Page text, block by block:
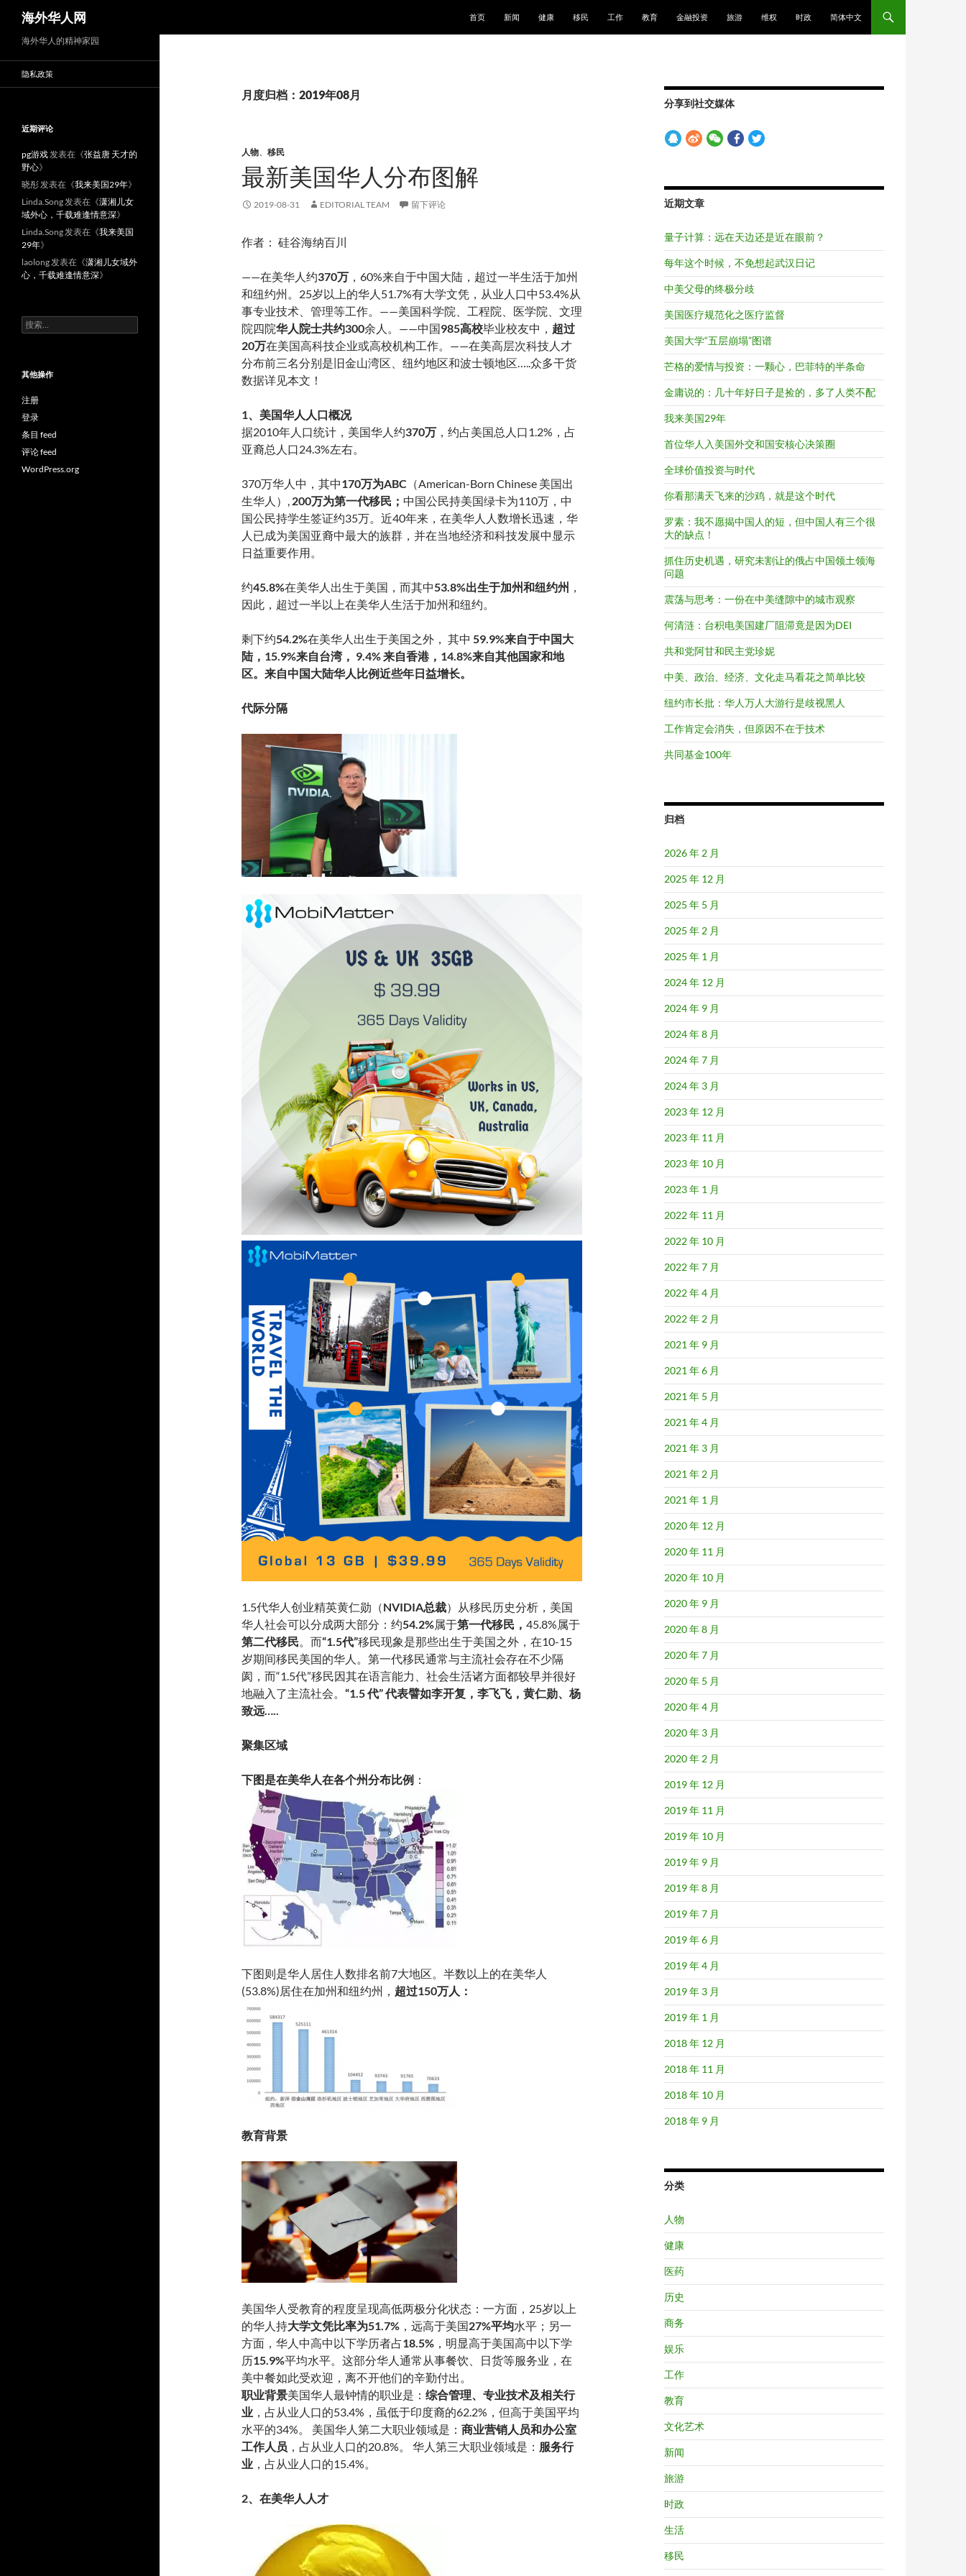
海外华人网
首页
新闻 健康 移民 工作 教育 金融投资 旅游 维权 时政 简体中文
月度归档：2019年08月
人物、 移民
最新美国华人分布图解
2019-08-31 EDITORIAL TEAM 留下评论
作者： 硅谷海纳百川
——在美华人约370万 ，60%来自于中国大陆，超过一半生活于加州
和纽约州。25岁以上的华人51.7%有大学文凭，从业人口中53.4%从
事专业技术、管理等工作。——美国科学院、工程院、医学院、文理
院四院华人院士共约300余人。——中国985高校毕业校友中， 超过
20万在美国高科技企业或高校机构工作。——在美高层次科技人才
分布前三名分别是旧金山湾区、纽约地区和波士顿地区…..众多干货
数据详见本文！
1、美国华人人口概况
据2010年人口统计，美国华人约370万 ，约占美国总人口1.2%，占
亚裔总人口24.3%左右。
370万华人中，其中170万为ABC （American-Born Chinese 美国出
生华人）, 200万为第一代移民； 中国公民持美国绿卡为110万，中
国公民持学生签证约35万。近40年来，在美华人人数增长迅速，华
人已成为美国亚裔中最大的族群，并在当地经济和科技发展中显示
日益重要作用。
约45.8%在美华人出生于美国，而其中53.8%出生于加州和纽约州 ，
因此，超过一半以上在美华人生活于加州和纽约。
剩下约54.2%在美华人出生于美国之外， 其中 59.9%来自于中国大
陆，15.9%来自台湾， 9.4% 来自香港，14.8%来自其他国家和地
区。 来自中国大陆华人比例近些年日益增长。
代际分隔
1.5代华人创业精英黄仁勋（NVIDIA总裁）从移民历史分析，美国
华人社会可以分成两大部分：约54.2%属于第一代移民， 45.8%属于
第二代移民。而“1.5代”移民现象是那些出生于美国之外，在10-15
岁期间移民美国的华人。第一代移民通常与主流社会存在不少隔
阂，而“1.5代”移民因其在语言能力、社会生活诸方面都较早并很好
地融入了主流社会。 “1.5 代” 代表譬如李开复，李飞飞，黄仁勋、杨
致远…..
聚集区域
下图是在美华人在各个州分布比例 ：
下图则是华人居住人数排名前7大地区。半数以上的在美华人
(53.8%)居住在加州和纽约州， 超过150万人：
教育背景
美国华人受教育的程度呈现高低两极分化状态：一方面，25岁以上
的华人持大学文凭比率为51.7% ，远高于美国27%平均水平；另一
方面，华人中高中以下学历者占18.5% ，明显高于美国高中以下学
历15.9%平均水平。这部分华人通常从事餐饮、日货等服务业，在
美中餐如此受欢迎，离不开他们的辛勤付出。
职业背景美国华人最钟情的职业是： 综合管理、专业技术及相关行
业 ，占从业人口的53.4%，虽低于印度裔的62.2%，但高于美国平均
水平的34%。 美国华人第二大职业领域是： 商业营销人员和办公室
工作人员 ，占从业人口的20.8%。 华人第三大职业领域是： 服务行
业 ，占从业人口的15.4%。
2、在美华人人才
分享到社交媒体
近期文章
量子计算：远在天边还是近在眼前？
每年这个时候，不免想起武汉日记
中美父母的终极分歧
美国医疗规范化之医疗监督
美国大学“五层崩塌”图谱
芒格的爱情与投资：一颗心，巴菲特的半条命
金庸说的：几十年好日子是捡的，多了人类不配
我来美国29年
首位华人入美国外交和国安核心决策圈
全球价值投资与时代
你看那满天飞来的沙鸡，就是这个时代
罗素：我不愿揭中国人的短，但中国人有三个很
大的缺点！
抓住历史机遇，研究未割让的俄占中国领土领海
问题
震荡与思考：一份在中美缝隙中的城市观察
何清涟：台积电美国建厂阻滞竟是因为DEI
共和党阿甘和民主党珍妮
中美、政治、经济、文化走马看花之简单比较
纽约市长批：华人万人大游行是歧视黑人
工作肯定会消失，但原因不在于技术
共同基金100年
归档
2026 年 2 月
2025 年 12 月
2025 年 5 月
2025 年 2 月
2025 年 1 月
2024 年 12 月
2024 年 9 月
2024 年 8 月
2024 年 7 月
2024 年 3 月
2023 年 12 月
2023 年 11 月
2023 年 10 月
2023 年 1 月
2022 年 11 月
2022 年 10 月
2022 年 7 月
2022 年 4 月
2022 年 2 月
2021 年 9 月
2021 年 6 月
2021 年 5 月
2021 年 4 月
2021 年 3 月
2021 年 2 月
2021 年 1 月
2020 年 12 月
2020 年 11 月
2020 年 10 月
2020 年 9 月
2020 年 8 月
2020 年 7 月
2020 年 5 月
2020 年 4 月
2020 年 3 月
2020 年 2 月
2019 年 12 月
2019 年 11 月
2019 年 10 月
2019 年 9 月
2019 年 8 月
2019 年 7 月
2019 年 6 月
2019 年 4 月
2019 年 3 月
2019 年 1 月
2018 年 12 月
2018 年 11 月
2018 年 10 月
2018 年 9 月
分类
人物
健康
医药
历史
商务
娱乐
工作
教育
文化艺术
新闻
旅游
时政
生活
移民
海外华人的精神家园
隐私政策
近期评论
pg游戏发表在《张益唐 天才的
野心》
晓彤发表在《我来美国29年》
Linda.Song发表在《潇湘儿女
域外心，千载难逢情意深》
Linda.Song发表在《我来美国
29年》
laolong发表在《潇湘儿女域外
心，千载难逢情意深》
搜
索：
其他操作
注册
登录
条目 feed
评论 feed
WordPress.org